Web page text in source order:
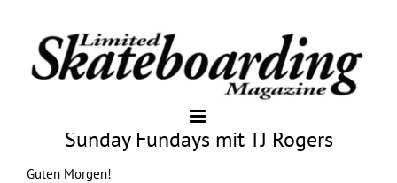
Sunday Fundays mit TJ Rogers
Guten Morgen!